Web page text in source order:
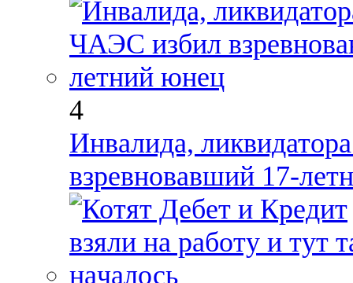
4
Инвалида,
взревновавший 17-